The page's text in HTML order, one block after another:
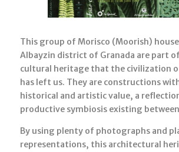
This group of Morisco (Moorish)
Albayzin district of Granada are part
cultural heritage that the civilization
has left us. They are constructions
historical and artistic value, a
productive symbiosis existing between
By using plenty of photographs and
representations, this architectural